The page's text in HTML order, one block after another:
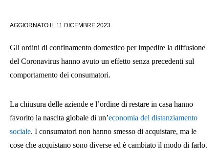
AGGIORNATO IL 11 DICEMBRE 2023
Gli ordini di confinamento domestico per impedire la diffusione
del Coronavirus hanno avuto un effetto senza precedenti sul
comportamento dei consumatori.
La chiusura delle aziende e l’ordine di restare in casa hanno
favorito la nascita globale di un’economia del distanziamento
sociale. I consumatori non hanno smesso di acquistare, ma le
cose che acquistano sono diverse ed è cambiato il modo di farlo.